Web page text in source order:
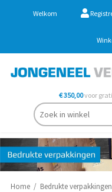
Welkom
€ 350,00voor
Home / Bedrukte verpakkingen